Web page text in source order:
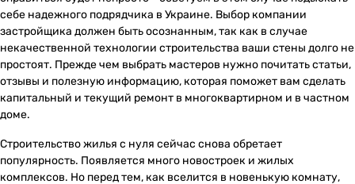
себе надежного подрядчика в Украине. Выбор компании
застройщика должен быть осознанным, так как в случае
некачественной технологии строительства ваши стены долго не
простоят. Прежде чем выбрать мастеров нужно почитать статьи,
отзывы и полезную информацию, которая поможет вам сделать
капитальный и текущий ремонт в многоквартирном и в частном
доме.
Строительство жилья с нуля сейчас снова обретает
популярность. Появляется много новостроек и жилых
комплексов. Но перед тем, как вселится в новенькую комнату,